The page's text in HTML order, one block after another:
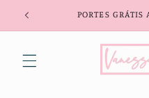
para o
conteúdo
PORTES GRÁTIS